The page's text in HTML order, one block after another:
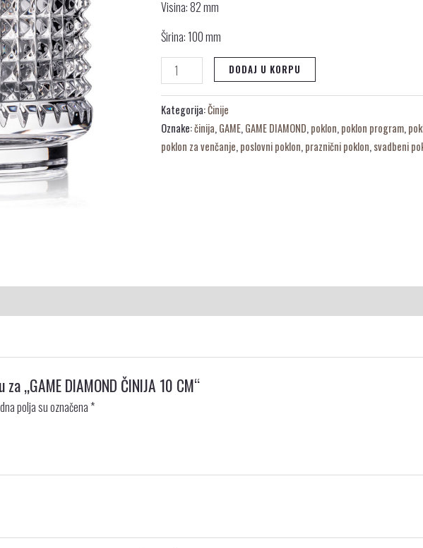
Visina: 82 mm
Širina: 100 mm
DODAJ U KORPU
Kategorija:Činije
Oznake:činija,GAME,GAME DIAMOND,poklon,poklon program,
poklon za venčanje,poslovni poklon,praznični poklon,svadbeni
„GAME DIAMOND ČINIJA 10 CM“
polja su označena *